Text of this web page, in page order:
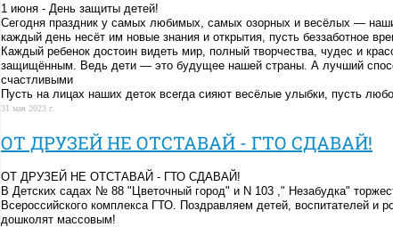
1 июня - День защиты детей!
Сегодня праздник у самых любимых, самых озорных и весёлых —
каждый день несёт им новые знания и открытия, пусть беззаботное
Каждый ребенок достоин видеть мир, полный творчества, чудес и
защищённым. Ведь дети ― это будущее нашей страны. А лучший
счастливыми
Пусть на лицах наших деток всегда сияют весёлые улыбки, пусть
31 мая 2023 г.
ОТ ДРУЗЕЙ НЕ ОТСТАВАЙ - ГТО СДАВАЙ!
ОТ ДРУЗЕЙ НЕ ОТСТАВАЙ - ГТО СДАВАЙ!
В Детских садах № 88 "Цветочный город" и N 103 ," Незабудка"
Всероссийского комплекса ГТО. Поздравляем детей, воспитателей и
дошколят массовым!